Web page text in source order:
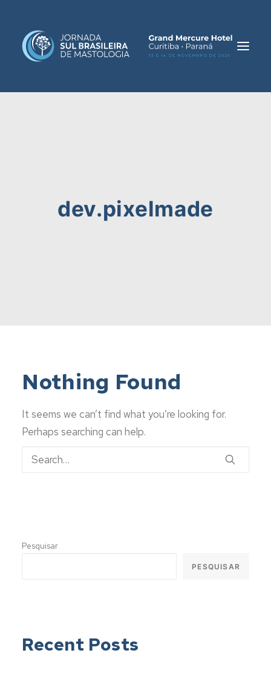
PROGRAMAÇÃO
dev.pixelmade
Nothing Found
It seems we can’t find what you’re looking for.
Perhaps searching can help.
Pesquisar
PESQUISAR
Recent Posts